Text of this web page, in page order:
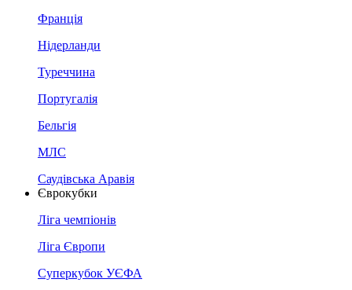
Франція
Нідерланди
Туреччина
Португалія
Бельгія
МЛС
Саудівська Аравія
Єврокубки
Ліга чемпіонів
Ліга Європи
Суперкубок УЄФА